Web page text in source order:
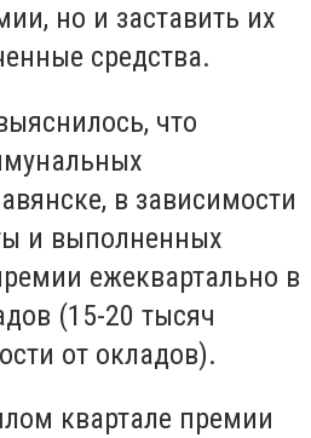
но и заставить их
средства.
что
в зависимости
и выполненных
ежеквартально в
(15-20 тысяч
от окладов).
квартале премии